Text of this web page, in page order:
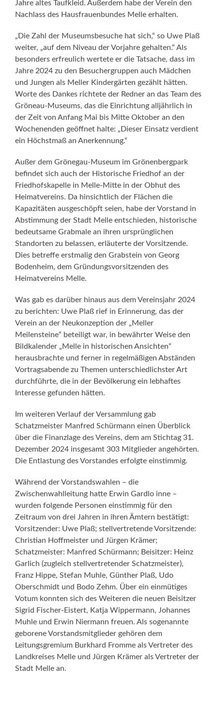
Jahre altes Taufkleid. Außerdem habe der Verein den
Nachlass des Hausfrauenbundes Melle erhalten.
„Die Zahl der Museumsbesuche hat sich,“ so Uwe Plaß
weiter, „auf dem Niveau der Vorjahre gehalten.“ Als
besonders erfreulich wertete er die Tatsache, dass im
Jahre 2024 zu den Besuchergruppen auch Mädchen
und Jungen als Meller Kindergärten gezählt hätten.
Worte des Dankes richtete der Redner an das Team des
Gröneau-Museums, das die Einrichtung alljährlich in
der Zeit von Anfang Mai bis Mitte Oktober an den
Wochenenden geöffnet halte: „Dieser Einsatz verdient
ein Höchstmaß an Anerkennung.“
Außer dem Grönegau-Museum im Grönenbergpark
befindet sich auch der Historische Friedhof an der
Friedhofskapelle in Melle-Mitte in der Obhut des
Heimatvereins. Da hinsichtlich der Flächen die
Kapazitäten ausgeschöpft seien, habe der Vorstand in
Abstimmung der Stadt Melle entschieden, historische
bedeutsame Grabmale an ihren ursprünglichen
Standorten zu belassen, erläuterte der Vorsitzende.
Dies betreffe erstmalig den Grabstein von Georg
Bodenheim, dem Gründungsvorsitzenden des
Heimatvereins Melle.
Was gab es darüber hinaus aus dem Vereinsjahr 2024
zu berichten: Uwe Plaß rief in Erinnerung, das der
Verein an der Neukonzeption der „Meller
Meilensteine“ beteiligt war, in bewährter Weise den
Bildkalender „Melle in historischen Ansichten“
herausbrachte und ferner in regelmäßigen Abständen
Vortragsabende zu Themen unterschiedlichster Art
durchführte, die in der Bevölkerung ein lebhaftes
Interesse gefunden hätten.
Im weiteren Verlauf der Versammlung gab
Schatzmeister Manfred Schürmann einen Überblick
über die Finanzlage des Vereins, dem am Stichtag 31.
Dezember 2024 insgesamt 303 Mitglieder angehörten.
Die Entlastung des Vorstandes erfolgte einstimmig.
Während der Vorstandswahlen – die
Zwischenwahlleitung hatte Erwin Gardlo inne –
wurden folgende Personen einstimmig für den
Zeitraum von drei Jahren in ihren Ämtern bestätigt:
Vorsitzender: Uwe Plaß; stellvertretende Vorsitzende:
Christian Hoffmeister und Jürgen Krämer;
Schatzmeister: Manfred Schürmann; Beisitzer: Heinz
Garlich (zugleich stellvertretender Schatzmeister),
Franz Hippe, Stefan Muhle, Günther Plaß, Udo
Oberschmidt und Bodo Zehm. Über ein einmütiges
Votum konnten sich des Weiteren die neuen Beisitzer
Sigrid Fischer-Eistert, Katja Wippermann, Johannes
Muhle und Erwin Niermann freuen. Als sogenannte
geborene Vorstandsmitglieder gehören dem
Leitungsgremium Burkhard Fromme als Vertreter des
Landkreises Melle und Jürgen Krämer als Vertreter der
Stadt Melle an.